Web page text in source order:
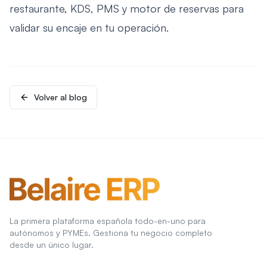
restaurante, KDS, PMS y motor de reservas para
validar su encaje en tu operación.
Volver al blog
La primera plataforma española todo-en-uno para
autónomos y PYMEs. Gestiona tu negocio completo
desde un único lugar.